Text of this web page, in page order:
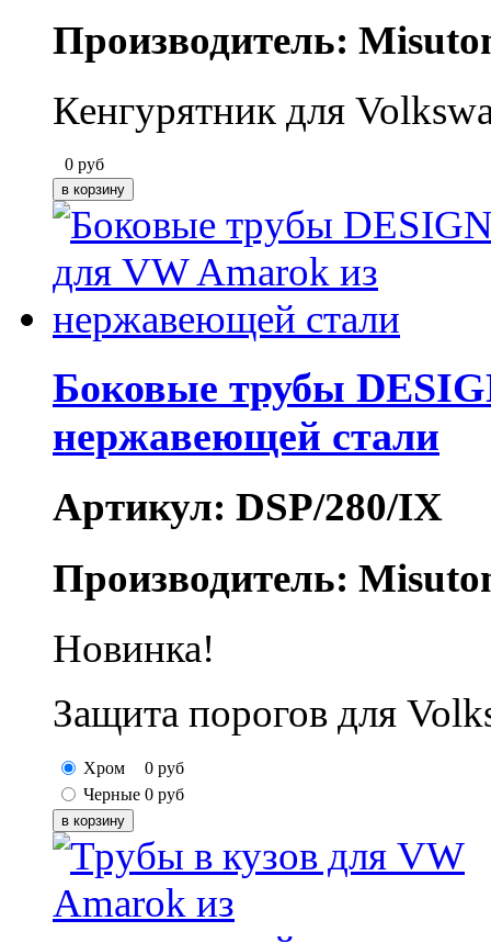
Производитель:
Кенгурятник для
0 руб
Боковые трубы
нержавеющей стали
Артикул: DSP/280/IX
Производитель:
Новинка!
Защита порогов для
Хром 0 руб
Черные 0 руб